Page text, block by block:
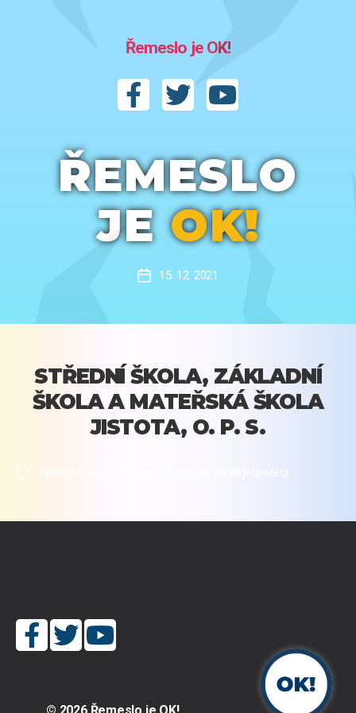
Řemeslo je OK!
ŘEMESLO
JEOK!
Datum15. 12. 2021
STŘEDNÍ ŠKOLA, ZÁKLADNÍ
ŠKOLA A MATEŘSKÁ ŠKOLA
JISTOTA, O. P. S.
ŠtítkyPraktická škola dvouletá